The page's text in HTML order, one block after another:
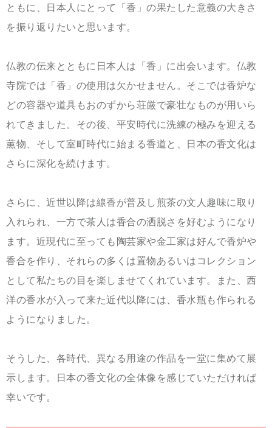
ともに、日本人にとって「香」の果たした意義の大きさ
を振り返りたいと思います。
仏教の伝来とともに日本人は「香」に出会います。仏教
寺院では「香」の使用は欠かせません。そこでは香炉な
どの容器や道具もおのずから荘厳で豪壮なものが用いら
れてきました。その後、平安時代に洗練の極みを迎える
薫物、そして室町時代に始まる香道と、日本の香文化は
さらに深化を続けます。
さ らに、近世以降は線香が普及し煎茶の文人趣味に取り
入れられ、一方で茶人は香合の洒脱さを好むようになり
ます。近現代に至っても陶芸家や金工家は好んで香炉や
香合を作り、それらの多くは置物あるいはコレクション
として私たちの目を楽しませてくれています。また、西
洋の香水が入って来た近代以降には、香水瓶も作られる
ようになりました。
そうした、各時代、異なる用途の作品を一堂に集めて展
示します。日本の香文化の全体像を感じていただければ
幸いです。